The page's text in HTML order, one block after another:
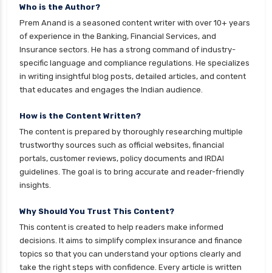
Who is the Author?
Prem Anand is a seasoned content writer with over 10+ years
of experience in the Banking, Financial Services, and
Insurance sectors. He has a strong command of industry-
specific language and compliance regulations. He specializes
in writing insightful blog posts, detailed articles, and content
that educates and engages the Indian audience.
How is the Content Written?
The content is prepared by thoroughly researching multiple
trustworthy sources such as official websites, financial
portals, customer reviews, policy documents and IRDAI
guidelines. The goal is to bring accurate and reader-friendly
insights.
Why Should You Trust This Content?
This content is created to help readers make informed
decisions. It aims to simplify complex insurance and finance
topics so that you can understand your options clearly and
take the right steps with confidence. Every article is written